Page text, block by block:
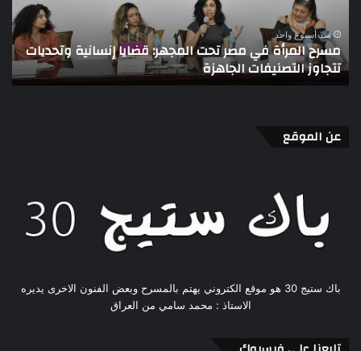
إنسانية
وتحديات
تتجاوز
التصنيفات
منذ أسبوع واحد
مسرح المرأة في مصر تحت المجهر: قضايا إنسانية وتحديات
تتجاوز التصنيفات الجاهزة
عن الموقع
باك ستيج 30 هو موقع الكتروني يهتم بالمسرح وبعض الفنون الاخرى يديره
الاستاذ : محمد سامي من العراق